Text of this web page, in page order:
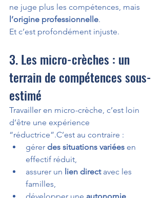
ne juge plus les compétences, mais
l’origine professionnelle.
Et c’est profondément injuste.
3. Les micro-crèches : un
terrain de compétences sous-
estimé
Travailler en micro-crèche, c’est loin
d’être une expérience
“réductrice”.C’est au contraire :
gérer des situations variées en
effectif réduit,
assurer un lien direct avec les
familles,